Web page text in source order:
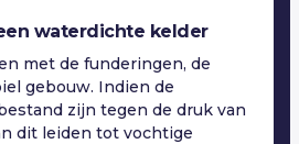
waterdichte kelder
met de funderingen, de
gebouw. Indien de
zijn tegen de druk van
dit leiden tot vochtige